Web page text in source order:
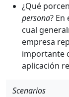
¿Qué
persona?
cual
empresa
importante
aplicación
Scenarios